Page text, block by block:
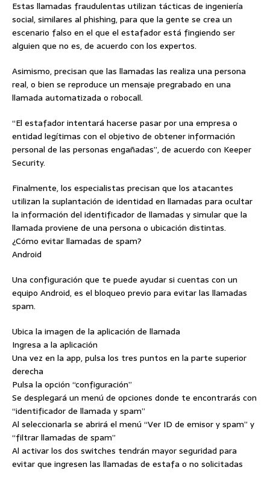
Estas llamadas fraudulentas utilizan tácticas de ingeniería
social, similares al phishing, para que la gente se crea un
escenario falso en el que el estafador está fingiendo ser
alguien que no es, de acuerdo con los expertos.
Asimismo, precisan que las llamadas las realiza una persona
real, o bien se reproduce un mensaje pregrabado en una
llamada automatizada o robocall.
“El estafador intentará hacerse pasar por una empresa o
entidad legítimas con el objetivo de obtener información
personal de las personas engañadas”, de acuerdo con Keeper
Security.
Finalmente, los especialistas precisan que los atacantes
utilizan la suplantación de identidad en llamadas para ocultar
la información del identificador de llamadas y simular que la
llamada proviene de una persona o ubicación distintas.
¿Cómo evitar llamadas de spam?
Android
Una configuración que te puede ayudar si cuentas con un
equipo Android, es el bloqueo previo para evitar las llamadas
spam.
Ubica la imagen de la aplicación de llamada
Ingresa a la aplicación
Una vez en la app, pulsa los tres puntos en la parte superior
derecha
Pulsa la opción “configuración”
Se desplegará un menú de opciones donde te encontrarás con
“identificador de llamada y spam”
Al seleccionarla se abrirá el menú “Ver ID de emisor y spam” y
“filtrar llamadas de spam”
Al activar los dos switches tendrán mayor seguridad para
evitar que ingresen las llamadas de estafa o no solicitadas